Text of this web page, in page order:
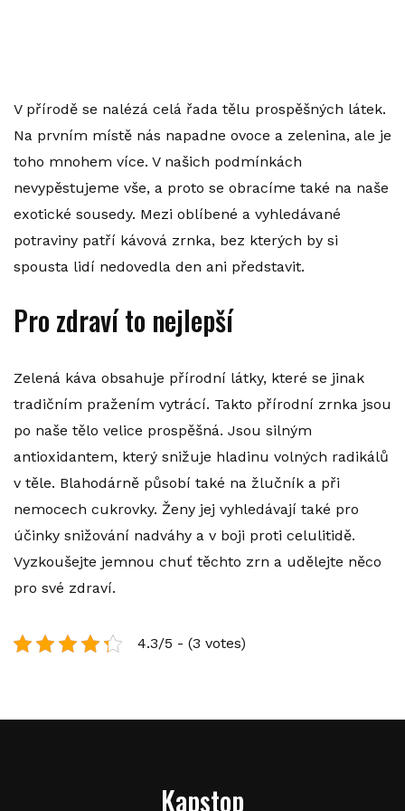
V přírodě se nalézá celá řada tělu prospěšných látek.
Na prvním místě nás napadne ovoce a zelenina, ale je
toho mnohem více. V našich podmínkách
nevypěstujeme vše, a proto se obracíme také na naše
exotické sousedy. Mezi oblíbené a vyhledávané
potraviny patří kávová zrnka, bez kterých by si
spousta lidí nedovedla den ani představit.
Pro zdraví to nejlepší
Zelená káva obsahuje přírodní látky, které se jinak
tradičním pražením vytrácí. Takto přírodní zrnka jsou
po naše tělo velice prospěšná. Jsou silným
antioxidantem, který snižuje hladinu volných radikálů
v těle. Blahodárně působí také na žlučník a při
nemocech cukrovky. Ženy jej vyhledávají také pro
účinky snižování nadváhy a v boji proti celulitidě.
Vyzkoušejte jemnou chuť těchto zrn a udělejte něco
pro své zdraví.
4.3/5 - (3 votes)
Kapstop